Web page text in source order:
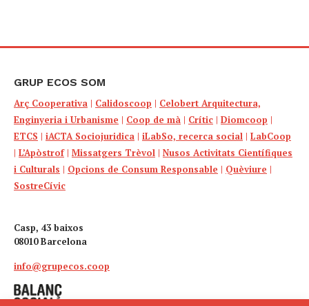
GRUP ECOS SOM
Arç Cooperativa | Calidoscoop | Celobert Arquitectura,
Enginyeria i Urbanisme | Coop de mà | Crític | Diomcoop |
ETCS | iACTA Sociojuridica | iLabSo, recerca social | LabCoop
| L’Apòstrof| Missatgers Trèvol | Nusos Activitats Científiques
i Culturals | Opcions de Consum Responsable | Quèviure |
SostreCívic
Casp, 43 baixos
08010 Barcelona
info@grupecos.coop